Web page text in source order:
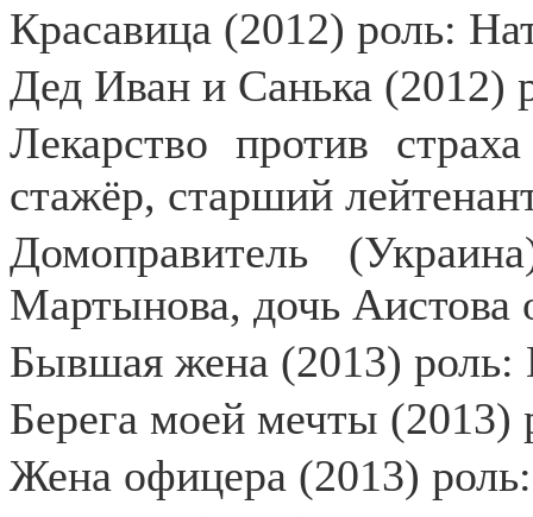
Красавица (2012) роль:
Дед Иван и Санька (2012)
Лекарство против
стажёр, старший
Домоправитель
Мартынова, дочь Аистова
Бывшая жена (2013) роль:
Берега моей мечты (2013)
Жена офицера (2013)